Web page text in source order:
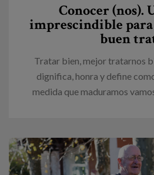
Conocer (nos).
imprescindible para
buen
Tratar bien, mejor tratarnos
dignifica, honra y define
medida que maduramos